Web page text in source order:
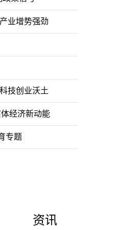
起“清凉伞”
业增势强劲
技创业沃土
经济新动能
专题
资讯